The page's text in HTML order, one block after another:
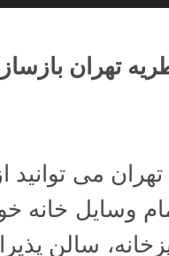
تهران
می توانید
وسایل خانه
سالن